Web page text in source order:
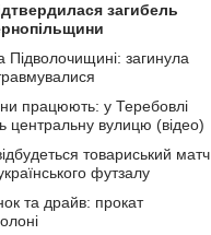
загибель
загинула
працюють: у Теребовлі
центральну вулицю (відео)
товариський матч
футзалу
та драйв: прокат